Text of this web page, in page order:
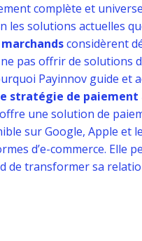
complète et
les solutions actuelles
marchandsconsidèrent
pas offrir de solutions
Payinnov guide et
stratégie de paiement
une solution de
sur Google, Apple et
d’e-commerce. Elle
de transformer sa